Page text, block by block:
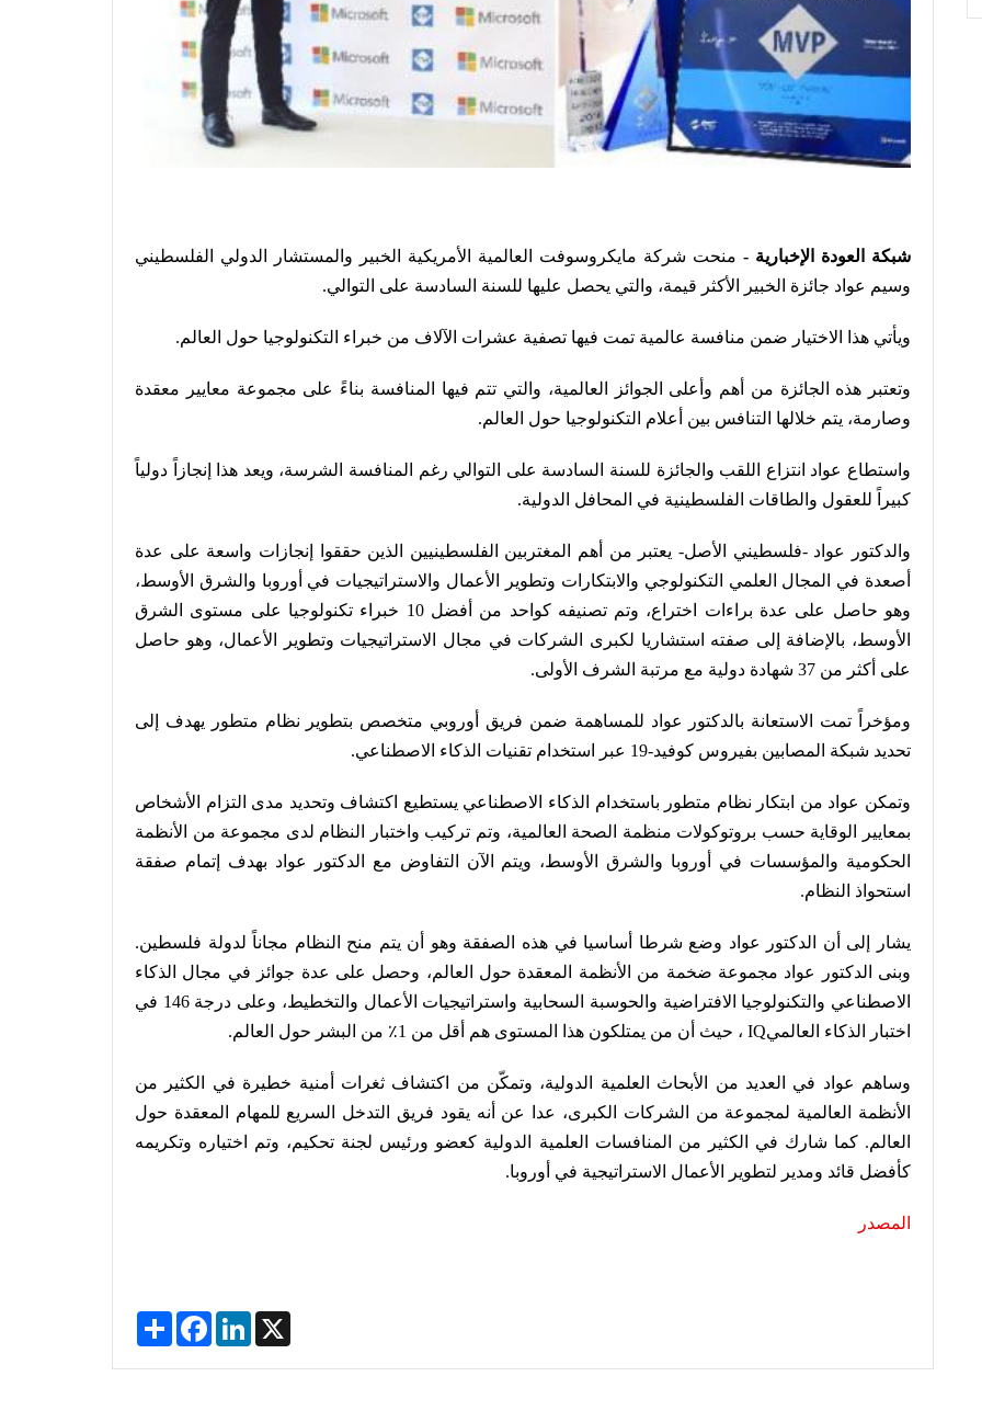
شبكة العودة الإخبارية - منحت شركة مايكروسوفت العالمية الأمريكية الخبير والمستشار الدولي الفلسطيني
وسيم عواد جائزة الخبير الأكثر قيمة، والتي يحصل عليها للسنة السادسة على التوالي.
ويأتي هذا الاختيار ضمن منافسة عالمية تمت فيها تصفية عشرات الآلاف من خبراء التكنولوجيا حول العالم.
وتعتبر هذه الجائزة من أهم وأعلى الجوائز العالمية، والتي تتم فيها المنافسة بناءً على مجموعة معايير معقدة
وصارمة، يتم خلالها التنافس بين أعلام التكنولوجيا حول العالم.
واستطاع عواد انتزاع اللقب والجائزة للسنة السادسة على التوالي رغم المنافسة الشرسة، ويعد هذا إنجازاً دولياً
كبيراً للعقول والطاقات الفلسطينية في المحافل الدولية.
والدكتور عواد -فلسطيني الأصل- يعتبر من أهم المغتربين الفلسطينيين الذين حققوا إنجازات واسعة على عدة
أصعدة في المجال العلمي التكنولوجي والابتكارات وتطوير الأعمال والاستراتيجيات في أوروبا والشرق الأوسط،
وهو حاصل على عدة براءات اختراع، وتم تصنيفه كواحد من أفضل 10 خبراء تكنولوجيا على مستوى الشرق
الأوسط، بالإضافة إلى صفته استشاريا لكبرى الشركات في مجال الاستراتيجيات وتطوير الأعمال، وهو حاصل
على أكثر من 37 شهادة دولية مع مرتبة الشرف الأولى
.
ومؤخراً تمت الاستعانة بالدكتور عواد للمساهمة ضمن فريق أوروبي متخصص بتطوير نظام متطور يهدف إلى
تحديد شبكة المصابين بفيروس كوفيد-19 عبر استخدام تقنيات الذكاء الاصطناعي
.
وتمكن عواد من ابتكار نظام متطور باستخدام الذكاء الاصطناعي يستطيع اكتشاف وتحديد مدى التزام الأشخاص
بمعايير الوقاية حسب بروتوكولات منظمة الصحة العالمية، وتم تركيب واختبار النظام لدى مجموعة من الأنظمة
الحكومية والمؤسسات في أوروبا والشرق الأوسط، ويتم الآن التفاوض مع الدكتور عواد بهدف إتمام صفقة
استحواذ النظام.
يشار إلى أن الدكتور عواد وضع شرطا أساسيا في هذه الصفقة وهو أن يتم منح النظام مجاناً لدولة فلسطين.
وبنى الدكتور عواد مجموعة ضخمة من الأنظمة المعقدة حول العالم، وحصل على عدة جوائز في مجال الذكاء
الاصطناعي والتكنولوجيا الافتراضية والحوسبة السحابية واستراتيجيات الأعمال والتخطيط، وعلى درجة 146 في
اختبار الذكاء العالميIQ ، حيث أن من يمتلكون هذا المستوى هم أقل من 1٪ من البشر حول العالم .
وساهم عواد في العديد من الأبحاث العلمية الدولية، وتمكّن من اكتشاف ثغرات أمنية خطيرة في الكثير من
الأنظمة العالمية لمجموعة من الشركات الكبرى، عدا عن أنه يقود فريق التدخل السريع للمهام المعقدة حول
العالم. كما شارك في الكثير من المنافسات العلمية الدولية كعضو ورئيس لجنة تحكيم، وتم اختياره وتكريمه
كأفضل قائد ومدير لتطوير الأعمال الاستراتيجية في أوروبا.
المصدر
Share FacebookLinkedIn